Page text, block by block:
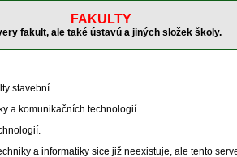
FAKULTY
fakult, ale také ústavú a jiných složek školy.
stavební.
a komunikačních technologií.
a informatiky sice již neexistuje, ale tento